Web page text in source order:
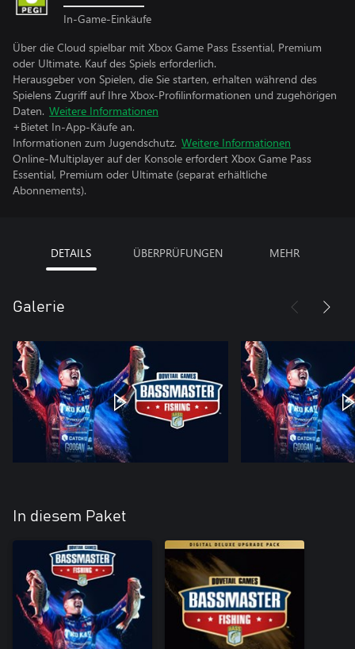
In-Game-Einkäufe
Über die Cloud spielbar mit Xbox Game Pass Essential, Premium
oder Ultimate. Kauf des Spiels erforderlich.
Herausgeber von Spielen, die Sie starten, erhalten während des
Spielens Zugriff auf Ihre Xbox-Profilinformationen und zugehörigen
Daten. Weitere Informationen
+Bietet In-App-Käufe an.
Informationen zum Jugendschutz. Weitere Informationen
Online-Multiplayer auf der Konsole erfordert Xbox Game Pass
Essential, Premium oder Ultimate (separat erhältliche
Abonnements).
DETAILS ÜBERPRÜFUNGEN MEHR
Galerie
In diesem Paket